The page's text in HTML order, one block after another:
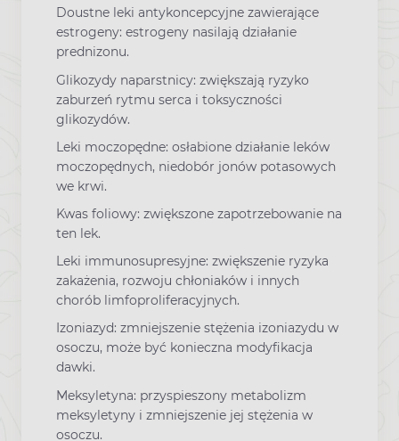
Doustne leki antykoncepcyjne zawierające
estrogeny: estrogeny nasilają działanie
prednizonu.
Glikozydy naparstnicy: zwiększają ryzyko
zaburzeń rytmu serca i toksyczności
glikozydów.
Leki moczopędne: osłabione działanie leków
moczopędnych, niedobór jonów potasowych
we krwi.
Kwas foliowy: zwiększone zapotrzebowanie na
ten lek.
Leki immunosupresyjne: zwiększenie ryzyka
zakażenia, rozwoju chłoniaków i innych
chorób limfoproliferacyjnych.
Izoniazyd: zmniejszenie stężenia izoniazydu w
osoczu, może być konieczna modyfikacja
dawki.
Meksyletyna: przyspieszony metabolizm
meksyletyny i zmniejszenie jej stężenia w
osoczu.